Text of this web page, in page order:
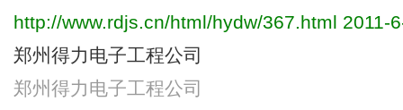
http://www.rdjs.cn/html/hydw/367.html 2011-
郑州得力电子工程公司
郑州得力电子工程公司